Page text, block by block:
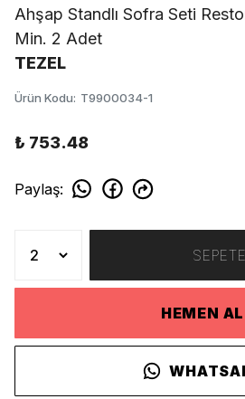
Ahşap Standlı Sofra Seti
Min. 2 Adet
TEZEL
Ürün Kodu: T9900034-1
₺ 753.48
Paylaş:
HEMEN AL